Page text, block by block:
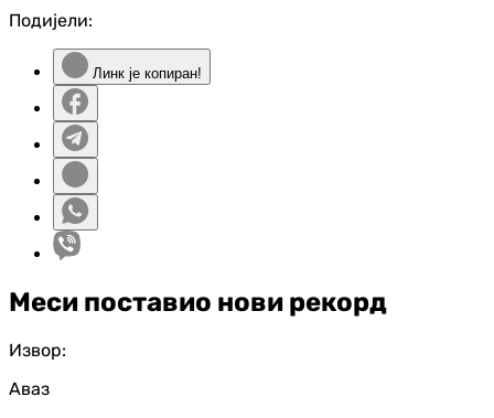
Подијели:
Линк је копиран!
Меси поставио нови рекорд
Извор:
Аваз